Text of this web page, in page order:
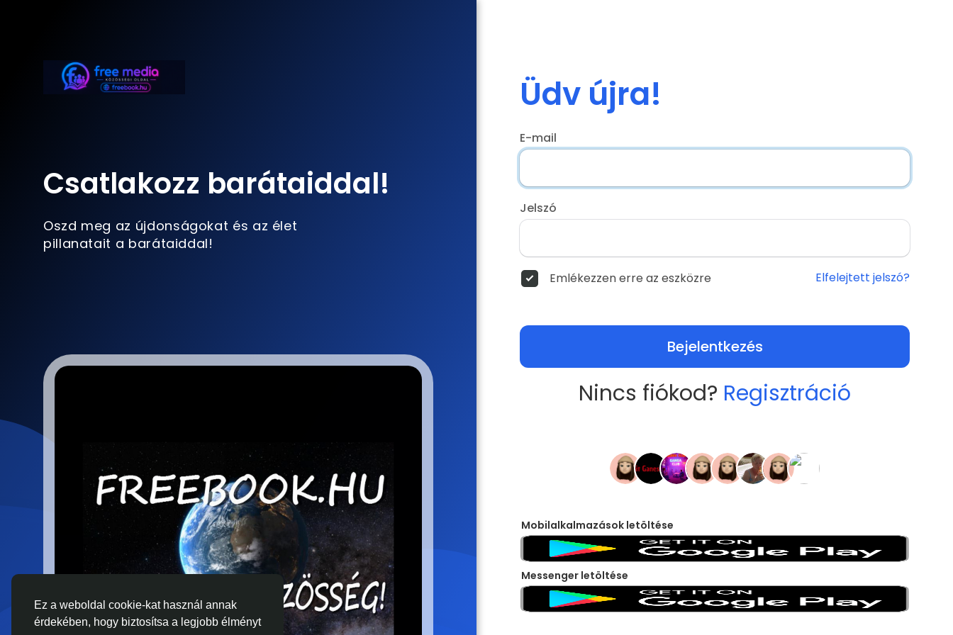
Ez a weboldal cookie-kat használ annak
érdekében, hogy biztosítsa a legjobb élményt
Csatlakozz barátaiddal!
Oszd meg az újdonságokat és az élet
pillanatait a barátaiddal!
Üdv újra!
E-mail
Jelszó
Emlékezzen erre az eszközre Elfelejtett jelszó?
Bejelentkezés
Nincs fiókod? Regisztráció
Mobilalkalmazások letöltése
Messenger letöltése